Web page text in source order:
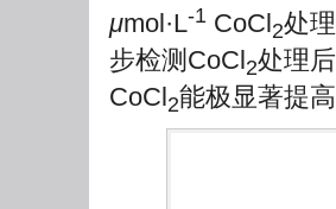
μmol·L-1 CoCl2处
步检测CoCl2处理
CoCl2能极显著提